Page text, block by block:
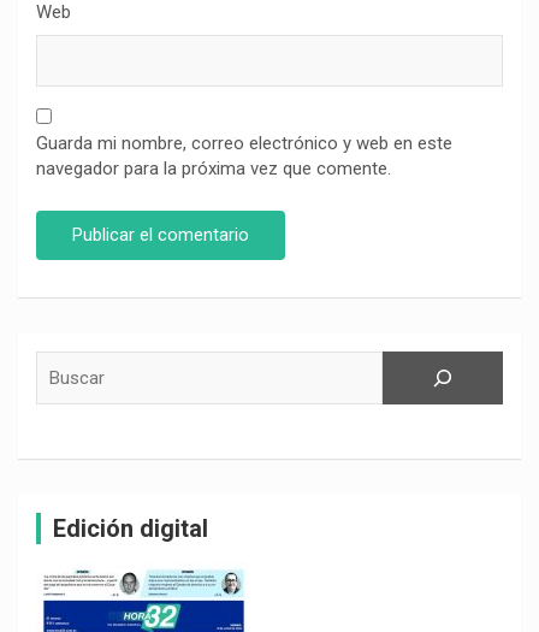
Web
Guarda mi nombre, correo electrónico y web en este
navegador para la próxima vez que comente.
Edición digital